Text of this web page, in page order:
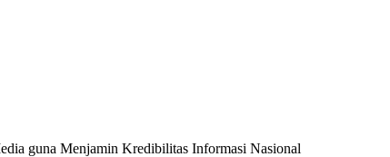
guna Menjamin Kredibilitas Informasi Nasional